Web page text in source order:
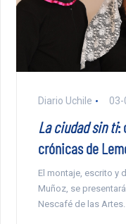
Diario Uchile
La ciudad sin ti:
crónicas de
El montaje, escrito y
Muñoz, se
Nescafé de las Artes.